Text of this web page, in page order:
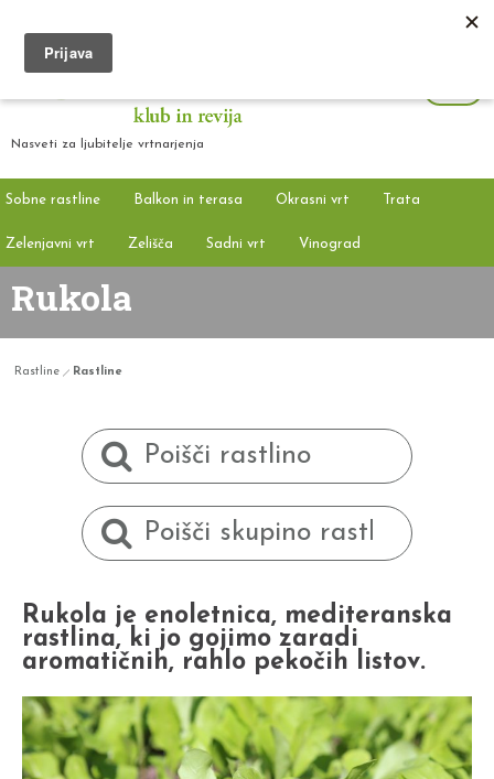
Nasveti za ljubitelje vrtnarjenja
Sobne rastline Balkon in terasa Okrasni vrt Trata
Zelenjavni vrt Zelišča Sadni vrt Vinograd
Rukola
Rastline Rastline
Rukola je enoletnica, mediteranska
rastlina, ki jo gojimo zaradi
aromatičnih, rahlo pekočih listov.